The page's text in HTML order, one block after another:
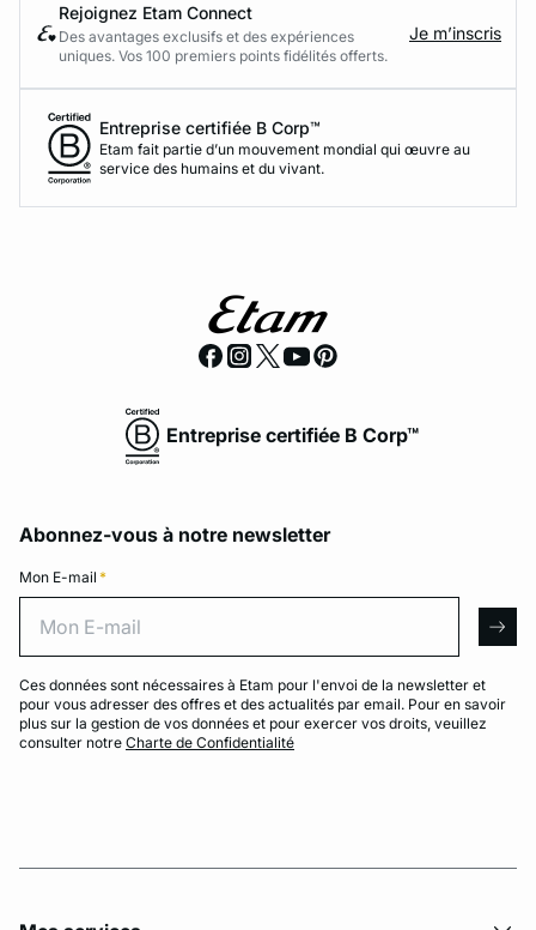
Rejoignez Etam Connect
Des avantages exclusifs et des expériences
uniques. Vos 100 premiers points fidélités offerts.
Je m’inscris
Entreprise certifiée B Corp™
Etam fait partie d’un mouvement mondial qui œuvre au
service des humains et du vivant.
Entreprise certifiée B Corp™
Abonnez-vous à notre newsletter
Mon E-mail *
Ces données sont nécessaires à Etam pour l'envoi de la newsletter et
pour vous adresser des offres et des actualités par email. Pour en savoir
plus sur la gestion de vos données et pour exercer vos droits, veuillez
consulter notre Charte de Confidentialité